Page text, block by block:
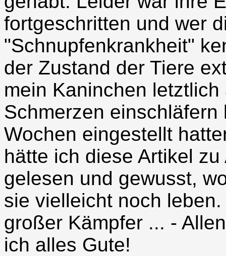
fortgeschritten und wer
"Schnupfenkrankheit"
der Zustand der Tiere
mein Kaninchen
Schmerzen
Wochen eingestellt
hätte ich diese Artikel
gelesen und gewusst,
sie vielleicht noch
großer Kämpfer ... -
ich alles Gute!